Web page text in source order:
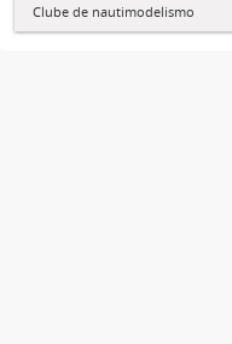
Clube de nautimodelismo